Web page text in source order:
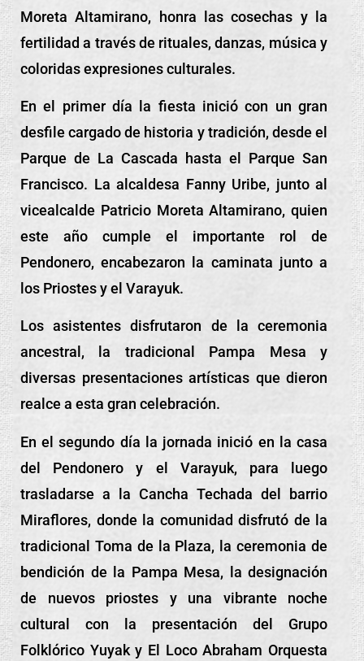
Moreta Altamirano, honra las cosechas y la
fertilidad a través de rituales, danzas, música y
coloridas expresiones culturales.
En el primer día la fiesta inició con un gran
desfile cargado de historia y tradición, desde el
Parque de La Cascada hasta el Parque San
Francisco. La alcaldesa Fanny Uribe, junto al
vicealcalde Patricio Moreta Altamirano, quien
este año cumple el importante rol de
Pendonero, encabezaron la caminata junto a
los Priostes y el Varayuk.
Los asistentes disfrutaron de la ceremonia
ancestral, la tradicional Pampa Mesa y
diversas presentaciones artísticas que dieron
realce a esta gran celebración.
En el segundo día la jornada inició en la casa
del Pendonero y el Varayuk, para luego
trasladarse a la Cancha Techada del barrio
Miraflores, donde la comunidad disfrutó de la
tradicional Toma de la Plaza, la ceremonia de
bendición de la Pampa Mesa, la designación
de nuevos priostes y una vibrante noche
cultural con la presentación del Grupo
Folklórico Yuyak y El Loco Abraham Orquesta